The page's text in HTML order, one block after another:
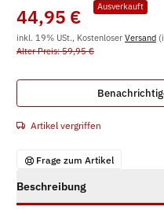
Ausverkauft
44,95 €
inkl. 19% USt., Kostenloser Versand
Alter Preis: 59,95 €
Artikel vergriffen
Frage zum Artikel
Beschreibung